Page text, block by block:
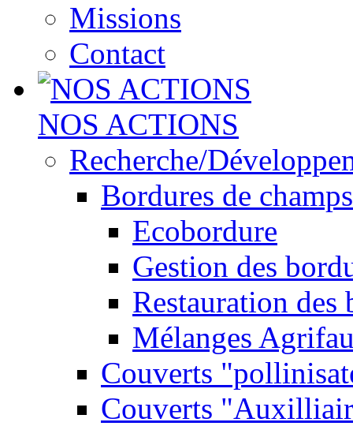
Missions
Contact
NOS ACTIONS
Recherche/
Bordures de champs
Ecobordure
Gestion des
Restauration des
Mélanges
Couverts
Couverts